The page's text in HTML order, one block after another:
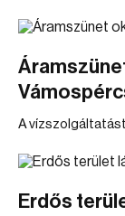
A
Erdős